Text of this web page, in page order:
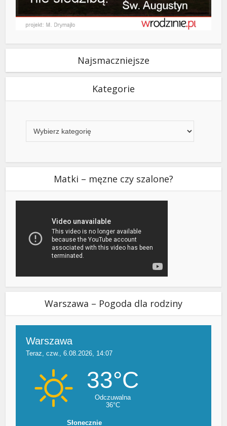
Najsmaczniejsze
Kategorie
Matki – męzne czy szalone?
Warszawa – Pogoda dla rodziny